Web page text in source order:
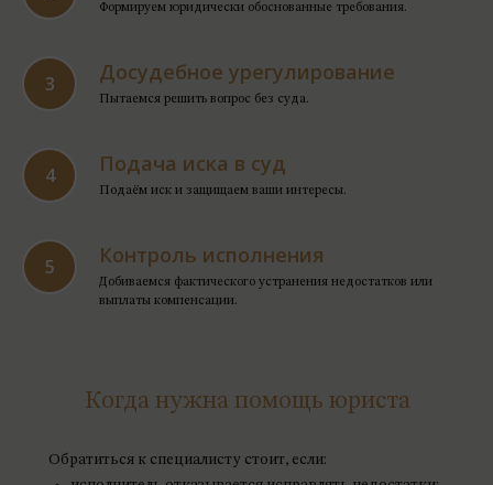
Формируем юридически обоснованные требования.
Досудебное урегулирование
Пытаемся решить вопрос без суда.
Подача иска в суд
Подаём иск и защищаем ваши интересы.
Контроль исполнения
Добиваемся фактического устранения недостатков или
выплаты компенсации.
Когда нужна помощь юриста
Обратиться к специалисту стоит, если: